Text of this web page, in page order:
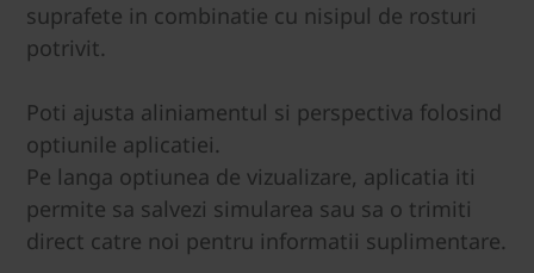
suprafete in combinatie cu nisipul de rosturi
potrivit.
Poti ajusta aliniamentul si perspectiva folosind
optiunile aplicatiei.
Pe langa optiunea de vizualizare, aplicatia iti
permite sa salvezi simularea sau sa o trimiti
direct catre noi pentru informatii suplimentare.